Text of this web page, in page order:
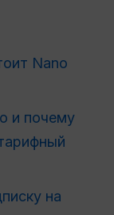
Nano
и почему
на